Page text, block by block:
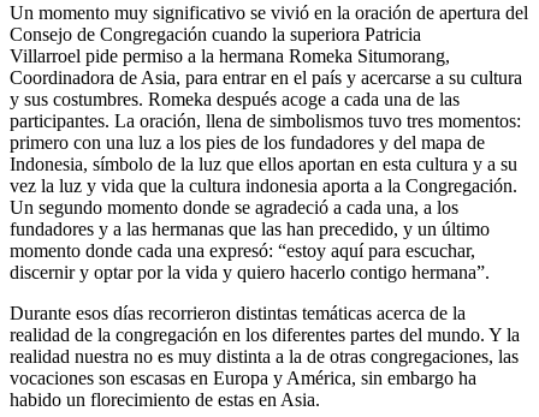
Un momento muy significativo se vivió en la oración de apertura del
Consejo de Congregación cuando la superiora Patricia
Villarroel pide permiso a la hermana Romeka Situmorang,
Coordinadora de Asia, para entrar en el país y acercarse a su cultura
y sus costumbres. Romeka después acoge a cada una de las
participantes. La oración, llena de simbolismos tuvo tres momentos:
primero con una luz a los pies de los fundadores y del mapa de
Indonesia, símbolo de la luz que ellos aportan en esta cultura y a su
vez la luz y vida que la cultura indonesia aporta a la Congregación.
Un segundo momento donde se agradeció a cada una, a los
fundadores y a las hermanas que las han precedido, y un último
momento donde cada una expresó: “estoy aquí para escuchar,
discernir y optar por la vida y quiero hacerlo contigo hermana”.
Durante esos días recorrieron distintas temáticas acerca de la
realidad de la congregación en los diferentes partes del mundo. Y la
realidad nuestra no es muy distinta a la de otras congregaciones, las
vocaciones son escasas en Europa y América, sin embargo ha
habido un florecimiento de estas en Asia.